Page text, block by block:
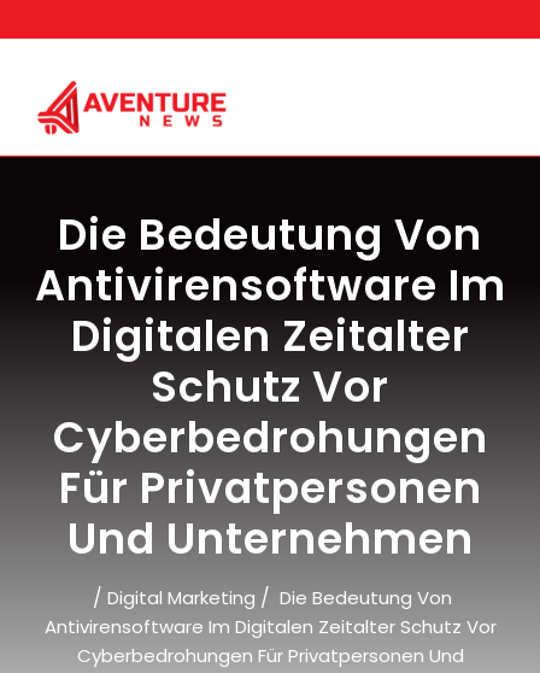
to
Die Bedeutung Von
Antivirensoftware Im
Digitalen Zeitalter
Schutz Vor
Cyberbedrohungen
Für Privatpersonen
Und Unternehmen
/ Digital Marketing / Die Bedeutung Von
Antivirensoftware Im Digitalen Zeitalter Schutz Vor
Cyberbedrohungen Für Privatpersonen Und